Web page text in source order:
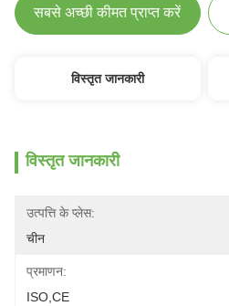
सबसे अच्छी कीमत प्राप्त करें
विस्तृत जानकारी
विस्तृत जानकारी
उत्पत्ति के प्लेस:
चीन
प्रमाणन:
ISO,CE